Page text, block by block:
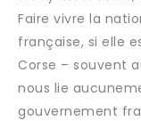
Faire vivre la
française, si elle
Corse – souvent
nous lie
gouvernement